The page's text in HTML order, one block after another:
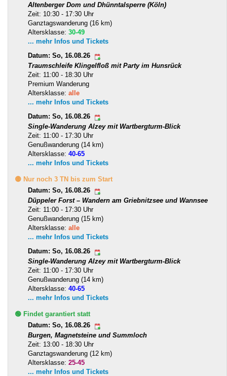
Altenberger Dom und Dhünntalsperre (Köln)
Zeit: 10:30 - 17:30 Uhr
Ganztagswanderung (16 km)
Altersklasse: 30-49
... mehr Infos und Tickets
Datum: So, 16.08.26
Traumschleife Klingelfloß mit Party im Hunsrück
Zeit: 11:00 - 18:30 Uhr
Premium Wanderung
Altersklasse: alle
... mehr Infos und Tickets
Datum: So, 16.08.26
Single-Wanderung Alzey mit Wartbergturm-Blick
Zeit: 11:00 - 17:30 Uhr
Genußwanderung (14 km)
Altersklasse: 40-65
... mehr Infos und Tickets
🟡 Nur noch 3 TN bis zum Start
Datum: So, 16.08.26
Düppeler Forst – Wandern am Griebnitzsee und Wannsee
Zeit: 11:00 - 17:30 Uhr
Genußwanderung (15 km)
Altersklasse: alle
... mehr Infos und Tickets
Datum: So, 16.08.26
Single-Wanderung Alzey mit Wartbergturm-Blick
Zeit: 11:00 - 17:30 Uhr
Genußwanderung (14 km)
Altersklasse: 40-65
... mehr Infos und Tickets
🟢 Findet garantiert statt
Datum: So, 16.08.26
Burgen, Magnetsteine und Summloch
Zeit: 13:00 - 18:30 Uhr
Ganztagswanderung (12 km)
Altersklasse: 25-45
... mehr Infos und Tickets